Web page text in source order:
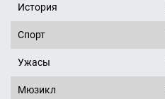
История
Спорт
Ужасы
Мюзикл